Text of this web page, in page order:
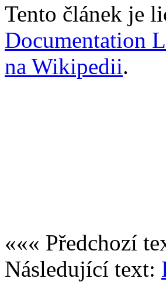
Tento článek je
Documentation
na Wikipedii.
««« Předchozí
Následující text: